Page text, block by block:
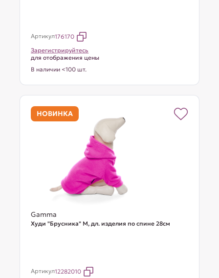
Артикул176170
Зарегистрируйтесь
для отображения цены
В наличии <100 шт.
НОВИНКА
Gamma
Худи "Брусника" M, дл. изделия по спине 28см
Артикул12282010